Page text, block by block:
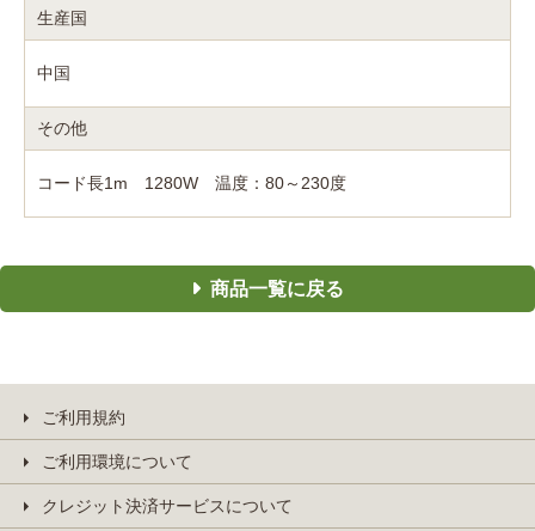
生産国
中国
その他
コード長1m 1280W 温度：80～230度
商品一覧に戻る
ご利用規約
ご利用環境について
クレジット決済サービスについて